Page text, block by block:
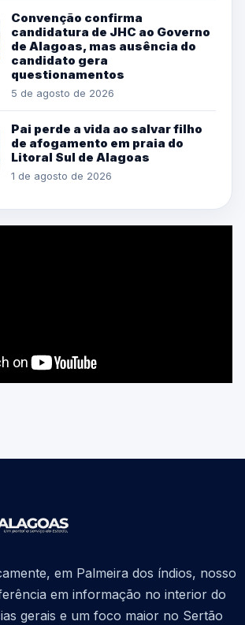
Convenção confirma
candidatura de JHC ao Governo
de Alagoas, mas ausência do
candidato gera
questionamentos
5 de agosto de 2026
Pai perde a vida ao salvar filho
de afogamento em praia do
Litoral Sul de Alagoas
1 de agosto de 2026
em Palmeira dos índios, nosso
em informação no interior do
gerais e um foco maior no Sertão